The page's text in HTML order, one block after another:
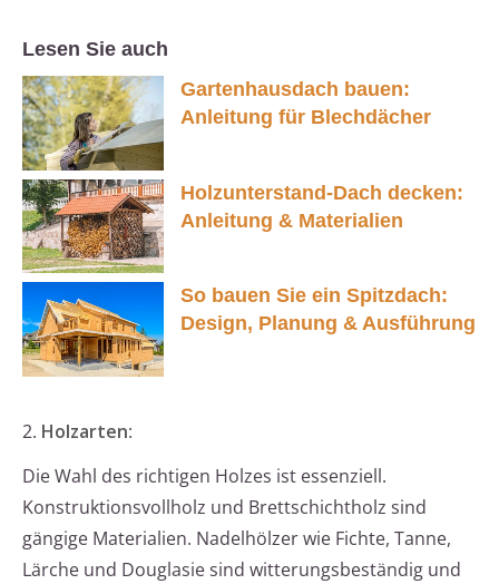
Lesen Sie auch
Gartenhausdach bauen:
Anleitung für Blechdächer
Holzunterstand-Dach decken:
Anleitung & Materialien
So bauen Sie ein Spitzdach:
Design, Planung & Ausführung
2. Holzarten:
Die Wahl des richtigen Holzes ist essenziell.
Konstruktionsvollholz und Brettschichtholz sind
gängige Materialien. Nadelhölzer wie Fichte, Tanne,
Lärche und Douglasie sind witterungsbeständig und